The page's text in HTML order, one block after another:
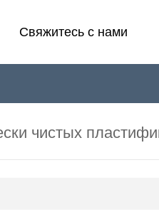
Свяжитесь с нами
Пластиковый материал
чистых